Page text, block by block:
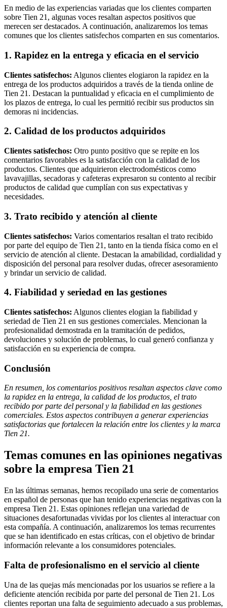
En medio de las experiencias variadas que los clientes comparten
sobre Tien 21, algunas voces resaltan aspectos positivos que
merecen ser destacados. A continuación, analizaremos los temas
comunes que los clientes satisfechos comparten en sus comentarios.
1. Rapidez en la entrega y eficacia en el servicio
Clientes satisfechos: Algunos clientes elogiaron la rapidez en la
entrega de los productos adquiridos a través de la tienda online de
Tien 21. Destacan la puntualidad y eficacia en el cumplimiento de
los plazos de entrega, lo cual les permitió recibir sus productos sin
demoras ni incidencias.
2. Calidad de los productos adquiridos
Clientes satisfechos: Otro punto positivo que se repite en los
comentarios favorables es la satisfacción con la calidad de los
productos. Clientes que adquirieron electrodomésticos como
lavavajillas, secadoras y cafeteras expresaron su contento al recibir
productos de calidad que cumplían con sus expectativas y
necesidades.
3. Trato recibido y atención al cliente
Clientes satisfechos: Varios comentarios resaltan el trato recibido
por parte del equipo de Tien 21, tanto en la tienda física como en el
servicio de atención al cliente. Destacan la amabilidad, cordialidad y
disposición del personal para resolver dudas, ofrecer asesoramiento
y brindar un servicio de calidad.
4. Fiabilidad y seriedad en las gestiones
Clientes satisfechos: Algunos clientes elogian la fiabilidad y
seriedad de Tien 21 en sus gestiones comerciales. Mencionan la
profesionalidad demostrada en la tramitación de pedidos,
devoluciones y solución de problemas, lo cual generó confianza y
satisfacción en su experiencia de compra.
Conclusión
En resumen, los comentarios positivos resaltan aspectos clave como
la rapidez en la entrega, la calidad de los productos, el trato
recibido por parte del personal y la fiabilidad en las gestiones
comerciales. Estos aspectos contribuyen a generar experiencias
satisfactorias que fortalecen la relación entre los clientes y la marca
Tien 21.
Temas comunes en las opiniones negativas
sobre la empresa Tien 21
En las últimas semanas, hemos recopilado una serie de comentarios
en español de personas que han tenido experiencias negativas con la
empresa Tien 21. Estas opiniones reflejan una variedad de
situaciones desafortunadas vividas por los clientes al interactuar con
esta compañía. A continuación, analizaremos los temas recurrentes
que se han identificado en estas críticas, con el objetivo de brindar
información relevante a los consumidores potenciales.
Falta de profesionalismo en el servicio al cliente
Una de las quejas más mencionadas por los usuarios se refiere a la
deficiente atención recibida por parte del personal de Tien 21. Los
clientes reportan una falta de seguimiento adecuado a sus problemas,